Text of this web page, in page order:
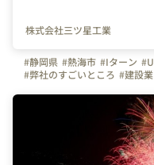
株式会社三ツ星工業
#静岡県 #熱海市 #Iターン
#弊社のすごいところ #建設業
#お金のハナシ
#設備
#転職してよかったこと